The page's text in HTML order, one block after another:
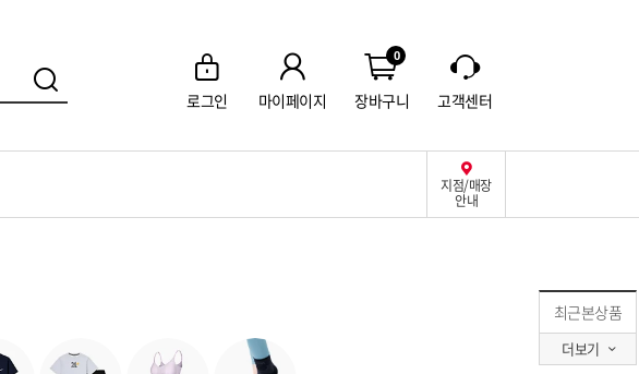
로그인 마이페이지
0
장바구니 고객센터
지점/매장
안내
최근본상품
더보기